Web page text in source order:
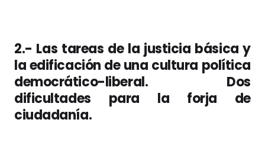
2.- Las tareas de la justicia básica y
la edificación de una cultura política
democrático-liberal. Dos
dificultades para la forja de
ciudadanía.